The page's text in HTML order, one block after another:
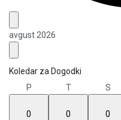
avgust 2026
Koledar za Dogodki
P
T S
0
0
0